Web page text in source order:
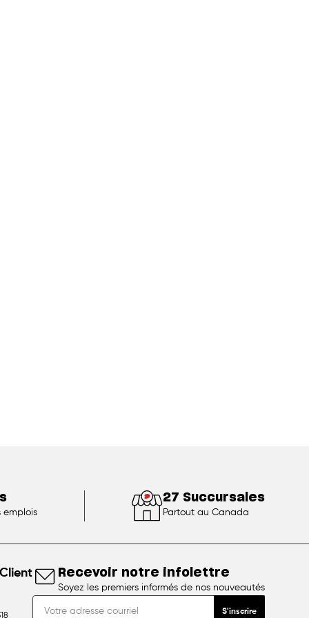
emplois
27 Succursales
Partout au Canada
Recevoir notre infolettre
Soyez les premiers informés de nos nouveautés
S'inscrire